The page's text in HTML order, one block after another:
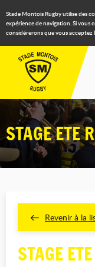
Stade Montois Rugby utilise des
expérience de navigation. Si vous
considérerons que vous acceptez
STAGE ETE
Revenir à la
STAGE